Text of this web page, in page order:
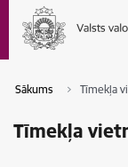
Sākums Tīmekļa
Tīmekļa